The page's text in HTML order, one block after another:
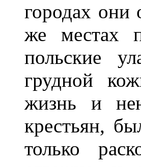
городах они
же местах
польские
грудной
жизнь и
крестьян,
только